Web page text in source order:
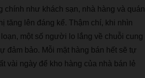
chính như khách sạn, nhà hàng và quán
ị tăng l ên đáng kể. Thậm chí, khi nhìn
ạn, một số người lo l ắng về chuỗi cung
ự đảm bảo. M ỗi mặt hàng bán hết sẽ tự
ất vài ngày để kho hàng của nhà bán l ẻ